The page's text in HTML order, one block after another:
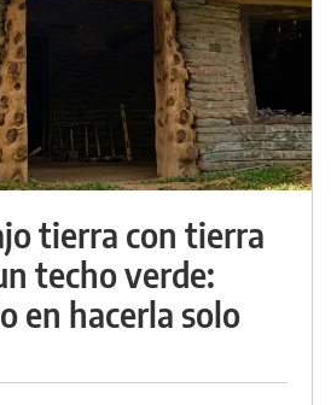
tierra con tierra
techo verde:
en hacerla solo